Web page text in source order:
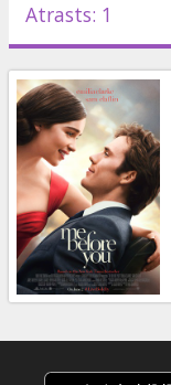
Pasākumi
Ziņas
Dāvanu
kartes
Uzkodas
B2B
Atrasts: 1